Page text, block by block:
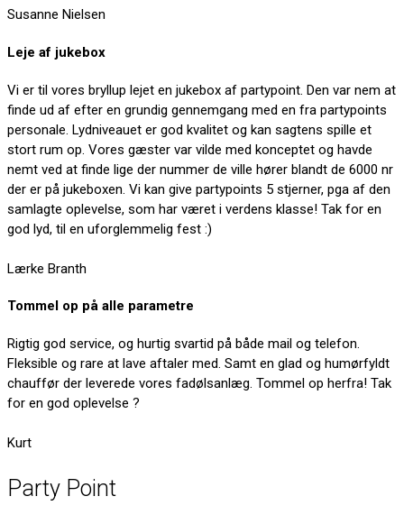
Susanne Nielsen
Leje af jukebox
Vi er til vores bryllup lejet en jukebox af partypoint. Den var nem at
finde ud af efter en grundig gennemgang med en fra partypoints
personale. Lydniveauet er god kvalitet og kan sagtens spille et
stort rum op. Vores gæster var vilde med konceptet og havde
nemt ved at finde lige der nummer de ville hører blandt de 6000 nr
der er på jukeboxen. Vi kan give partypoints 5 stjerner, pga af den
samlagte oplevelse, som har været i verdens klasse! Tak for en
god lyd, til en uforglemmelig fest :)
Lærke Branth
Tommel op på alle parametre
Rigtig god service, og hurtig svartid på både mail og telefon.
Fleksible og rare at lave aftaler med. Samt en glad og humørfyldt
chauffør der leverede vores fadølsanlæg. Tommel op herfra! Tak
for en god oplevelse ?
Kurt
Party Point